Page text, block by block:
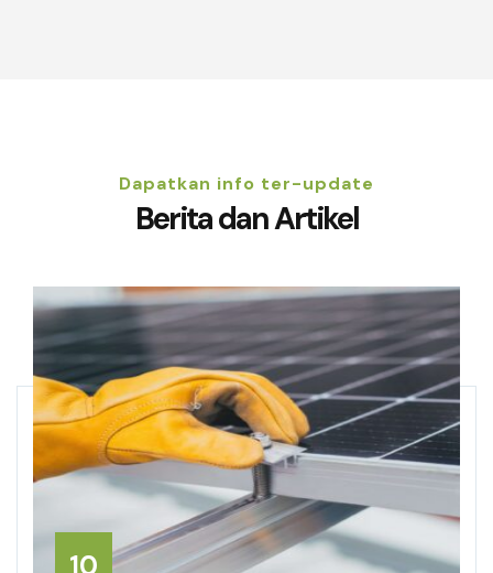
Dapatkan info ter-update
Berita dan Artikel
10